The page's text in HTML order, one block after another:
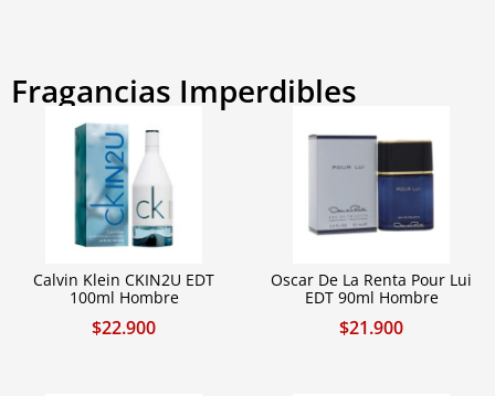
Fragancias Imperdibles
Calvin Klein CKIN2U EDT
100ml Hombre
$22.900
Oscar De La Renta Pour Lui
EDT 90ml Hombre
$21.900